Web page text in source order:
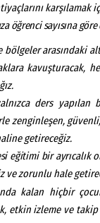
karşılamak
öğrencisayısına göre
bölgeler arasındaki
kavuşturacak,
ders
zenginleşen,
getireceğiz.
eğitimi bir ayrıcalık
ve zorunlu hale
kalan hiçbir
etkin izleme ve